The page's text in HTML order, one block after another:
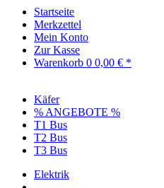
Startseite
Merkzettel
Mein Konto
Zur Kasse
Warenkorb 0 0,00 € *
Käfer
% ANGEBOTE %
T1 Bus
T2 Bus
T3 Bus
Elektrik